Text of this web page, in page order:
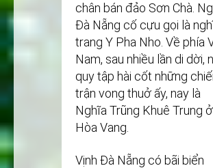
chân bán đảo Sơn Chà.
Đà Nẵng cố cựu gọi là
trang Y Pha Nho. Về phía
Nam, sau nhiều lần di dời,
quy tập hài cốt những
trận vong thuở ấy, nay là
Nghĩa Trũng Khuê Trung ở
Hòa Vang.
Vịnh Đà Nẵng có bãi biển